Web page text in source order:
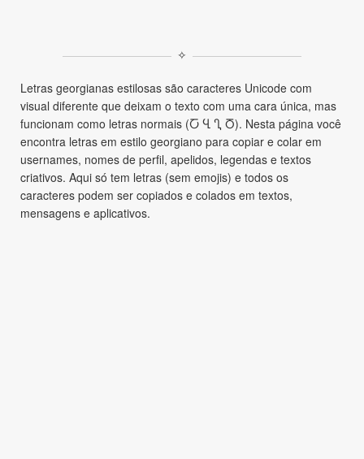
✧
Letras georgianas estilosas são caracteres Unicode com
visual diferente que deixam o texto com uma cara única, mas
funcionam como letras normais (Ⴀ Ⴁ Ⴂ Ⴃ). Nesta página você
encontra letras em estilo georgiano para copiar e colar em
usernames, nomes de perfil, apelidos, legendas e textos
criativos. Aqui só tem letras (sem emojis) e todos os
caracteres podem ser copiados e colados em textos,
mensagens e aplicativos.